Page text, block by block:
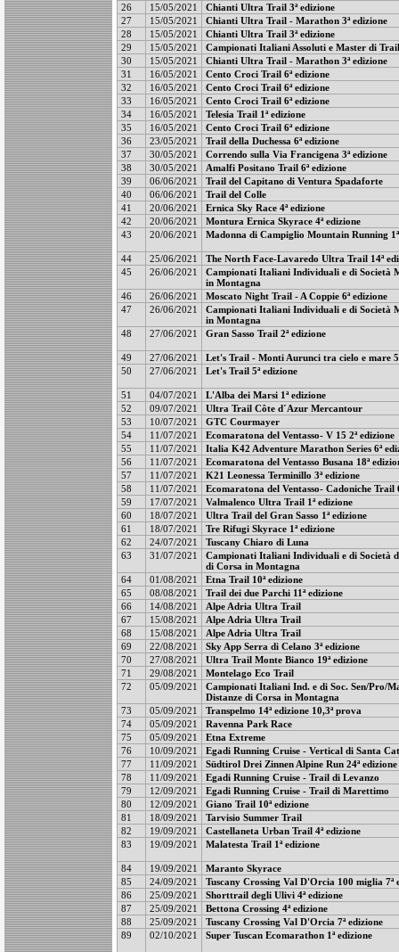
26
15/05/2021
Chianti Ultra Trail 3ª edizione
27
15/05/2021
Chianti Ultra Trail - Marathon 3ª edizione
28
15/05/2021
Chianti Ultra Trail 3ª edizione
29
15/05/2021
Campionati Italiani Assoluti e Master di
30
15/05/2021
Chianti Ultra Trail - Marathon 3ª edizione
31
16/05/2021
Cento Croci Trail 6ª edizione
32
16/05/2021
Cento Croci Trail 6ª edizione
33
16/05/2021
Cento Croci Trail 6ª edizione
34
16/05/2021
Telesia Trail 1ª edizione
35
16/05/2021
Cento Croci Trail 6ª edizione
36
23/05/2021
Trail della Duchessa 6ª edizione
37
30/05/2021
Correndo sulla Via Francigena 3ª edizione
38
30/05/2021
Amalfi Positano Trail 6ª edizione
39
06/06/2021
Trail del Capitano di Ventura Spadaforte
40
06/06/2021
Trail del Colle
41
20/06/2021
Ernica Sky Race 4ª edizione
42
20/06/2021
Montura Ernica Skyrace 4ª edizione
43
20/06/2021 Madonna di Campiglio Mountain Running
44 25/06/2021
The North Face-Lavaredo Ultra Trail 14ª
45
26/06/2021
Campionati Italiani Individuali e di Società
in Montagna
46
26/06/2021
Moscato Night Trail - A Coppie 6ª edizione
47
26/06/2021
Campionati Italiani Individuali e di Società
in Montagna
48
27/06/2021 Gran Sasso Trail 2ª edizione
49 27/06/2021
Let's Trail - Monti Aurunci tra cielo e mare
50
27/06/2021 Let's Trail 5ª edizione
51 04/07/2021
L'Alba dei Marsi 1ª edizione
52
09/07/2021
Ultra Trail Côte d´Azur Mercantour
53
10/07/2021
GTC Courmayer
54
11/07/2021
Ecomaratona del Ventasso- V 15 2ª edizione
55
11/07/2021
Italia K42 Adventure Marathon Series 6ª
56
11/07/2021
Ecomaratona del Ventasso Busana 18ª
57
11/07/2021
K21 Leonessa Terminillo 3ª edizione
58
11/07/2021
Ecomaratona del Ventasso- Cadoniche Trail
59
17/07/2021
Valmalenco Ultra Trail 1ª edizione
60
18/07/2021
Ultra Trail del Gran Sasso 1ª edizione
61
18/07/2021
Tre Rifugi Skyrace 1ª edizione
62
24/07/2021
Tuscany Chiaro di Luna
63
31/07/2021
Campionati Italiani Individuali e di Società
di Corsa in Montagna
64
01/08/2021
Etna Trail 10ª edizione
65
08/08/2021
Trail dei due Parchi 11ª edizione
66
14/08/2021
Alpe Adria Ultra Trail
67
15/08/2021
Alpe Adria Ultra Trail
68
15/08/2021
Alpe Adria Ultra Trail
69
22/08/2021
Sky App Serra di Celano 3ª edizione
70
27/08/2021
Ultra Trail Monte Bianco 19ª edizione
71
29/08/2021
Montelago Eco Trail
72
05/09/2021
Campionati Italiani Ind. e di Soc. Sen/Pro/
Distanze di Corsa in Montagna
73
05/09/2021
Transpelmo 14ª edizione 10,3ª prova
74
05/09/2021
Ravenna Park Race
75
05/09/2021
Etna Extreme
76
10/09/2021
Egadi Running Cruise - Vertical di Santa
77
11/09/2021
Südtirol Drei Zinnen Alpine Run 24ª edizione
78
11/09/2021
Egadi Running Cruise - Trail di Levanzo
79
12/09/2021
Egadi Running Cruise - Trail di Marettimo
80
12/09/2021
Giano Trail 10ª edizione
81
18/09/2021
Tarvisio Summer Trail
82
19/09/2021
Castellaneta Urban Trail 4ª edizione
83
19/09/2021 Malatesta Trail 1ª edizione
84 19/09/2021
Maranto Skyrace
85
24/09/2021
Tuscany Crossing Val D'Orcia 100 miglia 7ª
86
25/09/2021
Shorttrail degli Ulivi 4ª edizione
87
25/09/2021
Bettona Crossing 4ª edizione
88
25/09/2021
Tuscany Crossing Val D'Orcia 7ª edizione
89
02/10/2021 Super Tuscan Ecomarathon 1ª edizione